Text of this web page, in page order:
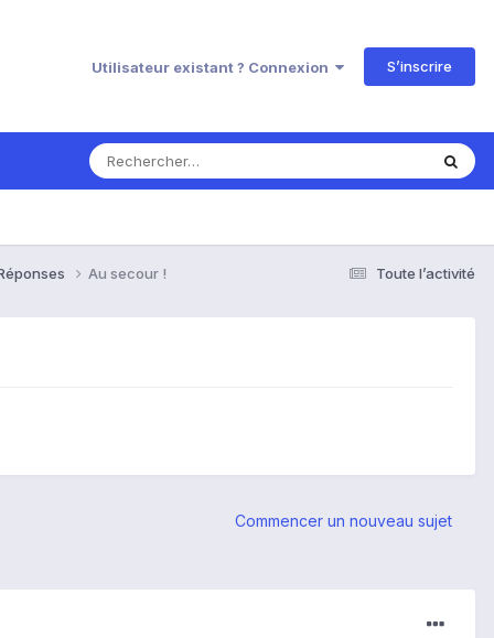
Utilisateur existant ? Connexion S’inscrire
Toute l’activité
Au secour !
Commencer un nouveau sujet